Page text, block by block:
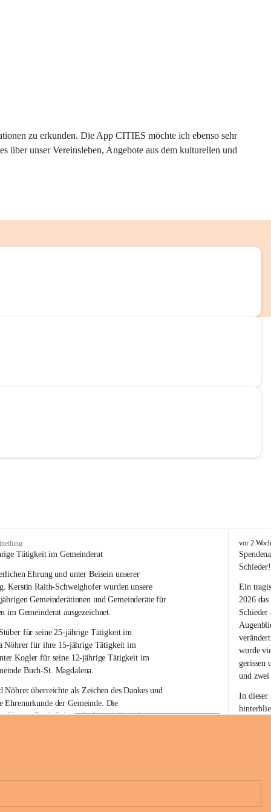
zu erkunden. Die App CITIES möchte ich ebenso sehr
über unser Vereinsleben, Angebote aus dem kulturellen und
Tätigkeit im Gemeinderat
Ehrung und unter Beisein unserer
Kerstin Raith-Schweighofer wurden unsere
Gemeinderätinnen und Gemeinderäte für
im Gemeinderat ausgezeichnet.
für seine 25-jährige Tätigkeit im
Nöhrer für ihre 15-jährige Tätigkeit im
Kogler für seine 12-jährige Tätigkeit im
Buch-St. Magdalena.
Nöhrer überreichte als Zeichen des Dankes und
Ehrenurkunde der Gemeinde. Die
Kerstin Raith-Schweighofer würdigte die
+6
B
u
c
-
S
t
.
M
a
g
d
a
e
n
a
vor 2
Schieder!
Ein
2026
wurde
gerissen
und
In dieser